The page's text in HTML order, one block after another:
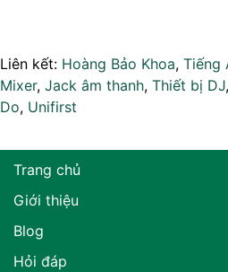
Liên kết: Hoàng Bảo Khoa, Tiếng
Mixer, Jack âm thanh, Thiết bị DJ,
Do, Unifirst
Trang chủ
Giới thiệu
Blog
Hỏi đáp